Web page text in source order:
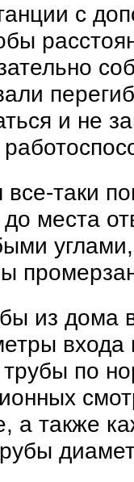
с
и не
таки
места
из дома
трубы по
а также